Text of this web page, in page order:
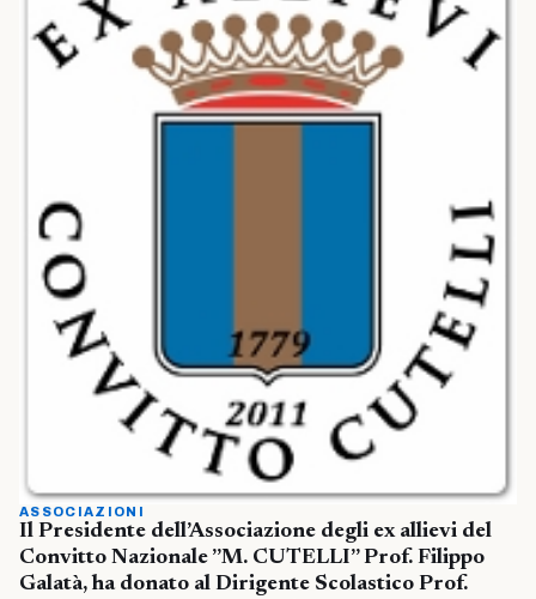
ASSOCIAZIONI
Il Presidente dell’Associazione degli ex allievi del
Convitto Nazionale ”M. CUTELLI” Prof. Filippo
Galatà, ha donato al Dirigente Scolastico Prof.